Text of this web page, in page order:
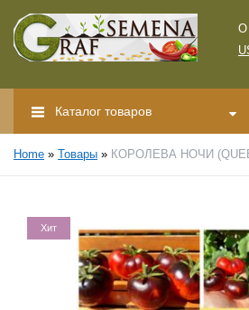
О
Каталог товаров
Home » Товары » КОРОЛЕВА НОЧИ
Хит